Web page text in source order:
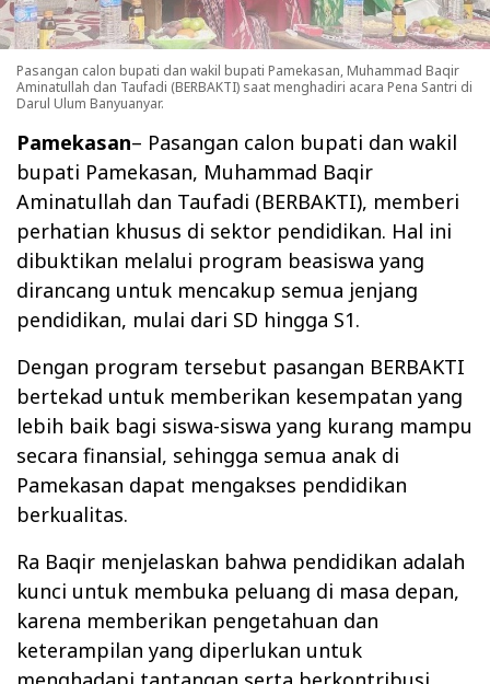
Pasangan calon bupati dan wakil bupati Pamekasan, Muhammad Baqir
Aminatullah dan Taufadi (BERBAKTI) saat menghadiri acara Pena Santri di
Darul Ulum Banyuanyar.
Pamekasan– Pasangan calon bupati dan wakil
bupati Pamekasan, Muhammad Baqir
Aminatullah dan Taufadi (BERBAKTI), memberi
perhatian khusus di sektor pendidikan. Hal ini
dibuktikan melalui program beasiswa yang
dirancang untuk mencakup semua jenjang
pendidikan, mulai dari SD hingga S1.
Dengan program tersebut pasangan BERBAKTI
bertekad untuk memberikan kesempatan yang
lebih baik bagi siswa-siswa yang kurang mampu
secara finansial, sehingga semua anak di
Pamekasan dapat mengakses pendidikan
berkualitas.
Ra Baqir menjelaskan bahwa pendidikan adalah
kunci untuk membuka peluang di masa depan,
karena memberikan pengetahuan dan
keterampilan yang diperlukan untuk